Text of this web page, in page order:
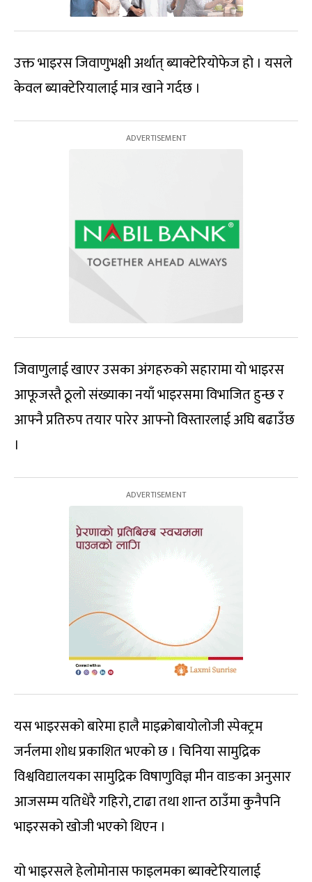
उक्त भाइरस जिवाणुभक्षी अर्थात् ब्याक्टेरियोफेज हो । यसले
केवल ब्याक्टेरियालाई मात्र खाने गर्दछ ।
जिवाणुलाई खाएर उसका अंगहरुको सहारामा यो भाइरस
आफूजस्तै ठूलो संख्याका नयाँ भाइरसमा विभाजित हुन्छ र
आफ्नै प्रतिरुप तयार पारेर आफ्नो विस्तारलाई अघि बढाउँछ
।
यस भाइरसको बारेमा हालै माइक्रोबायोलोजी स्पेक्ट्रम
जर्नलमा शोध प्रकाशित भएको छ । चिनिया सामुद्रिक
विश्वविद्यालयका सामुद्रिक विषाणुविज्ञ मीन वाङका अनुसार
आजसम्म यतिधेरै गहिरो, टाढा तथा शान्त ठाउँमा कुनैपनि
भाइरसको खोजी भएको थिएन ।
यो भाइरसले हेलोमोनास फाइलमका ब्याक्टेरियालाई